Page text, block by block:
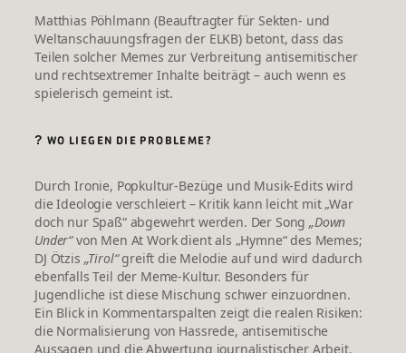
Matthias Pöhlmann (Beauftragter für Sekten- und
Weltanschauungsfragen der ELKB) betont, dass das
Teilen solcher Memes zur Verbreitung antisemitischer
und rechtsextremer Inhalte beiträgt – auch wenn es
spielerisch gemeint ist.
? WO LIEGEN DIE PROBLEME?
Durch Ironie, Popkultur‑Bezüge und Musik‑Edits wird
die Ideologie verschleiert – Kritik kann leicht mit „War
doch nur Spaß“ abgewehrt werden. Der Song „Down
Under“ von Men At Work dient als „Hymne“ des Memes;
DJ Ötzis „Tirol“ greift die Melodie auf und wird dadurch
ebenfalls Teil der Meme-Kultur. Besonders für
Jugendliche ist diese Mischung schwer einzuordnen.
Ein Blick in Kommentarspalten zeigt die realen Risiken:
die Normalisierung von Hassrede, antisemitische
Aussagen und die Abwertung journalistischer Arbeit.